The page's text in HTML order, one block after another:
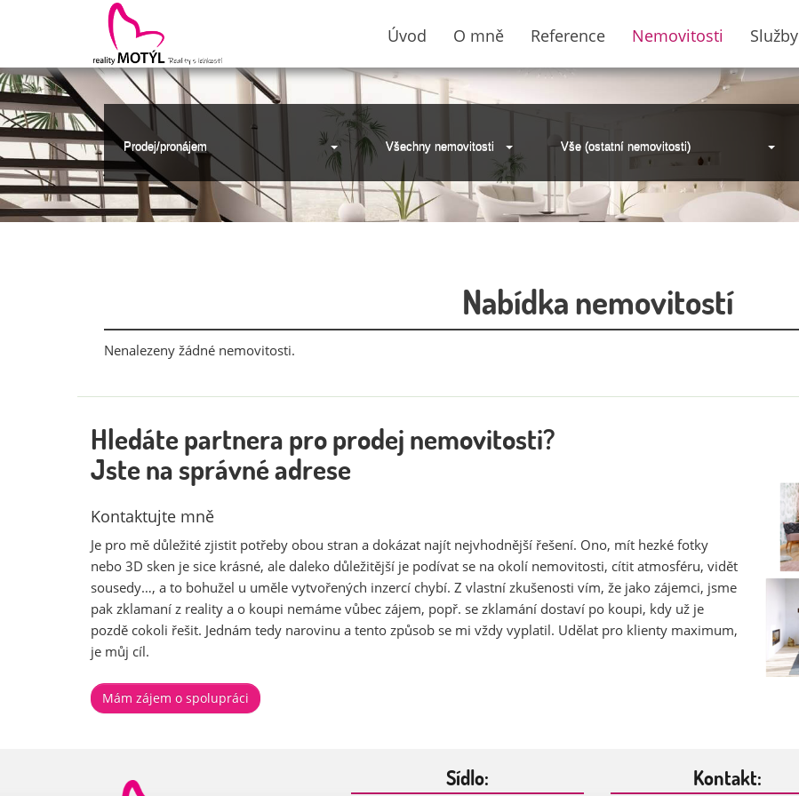
Úvod O mně Reference Nemovitosti Služby
Prodej/pronájem Všechny nemovitosti Vše (ostatní nemovitosti)
Nabídka nemovitostí
Nenalezeny žádné nemovitosti.
Hledáte partnera pro prodej nemovitosti?
Jste na správné adrese
Kontaktujte mně
Je pro mě důležité zjistit potřeby obou stran a dokázat najít nejvhodnější řešení. Ono, mít hezké fotky
nebo 3D sken je sice krásné, ale daleko důležitější je podívat se na okolí nemovitosti, cítit atmosféru, vidět
sousedy…, a to bohužel u uměle vytvořených inzercí chybí. Z vlastní zkušenosti vím, že jako zájemci, jsme
pak zklamaní z reality a o koupi nemáme vůbec zájem, popř. se zklamání dostaví po koupi, kdy už je
pozdě cokoli řešit. Jednám tedy narovinu a tento způsob se mi vždy vyplatil. Udělat pro klienty maximum,
je můj cíl.
Mám zájem o spolupráci
Sídlo: Kontakt: